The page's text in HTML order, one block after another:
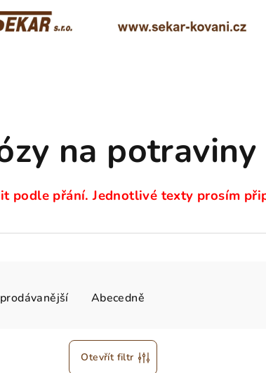
na potraviny
podle přání. Jednotlivé texty prosím
Abecedně
Otevřít filtr